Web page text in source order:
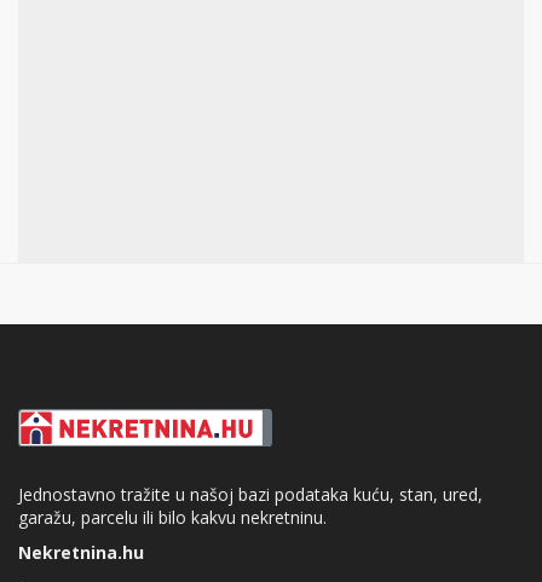
Jednostavno tražite u našoj bazi podataka kuću, stan, ured,
garažu, parcelu ili bilo kakvu nekretninu.
Nekretnina.hu